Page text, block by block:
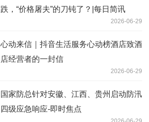
跌，“价格屠夫”的刀钝了？|每日简讯
2026-06-29
心动来信｜抖音生活服务心动榜酒店致酒
店经营者的一封信
2026-06-29
国家防总针对安徽、江西、贵州启动防汛
四级应急响应-即时焦点